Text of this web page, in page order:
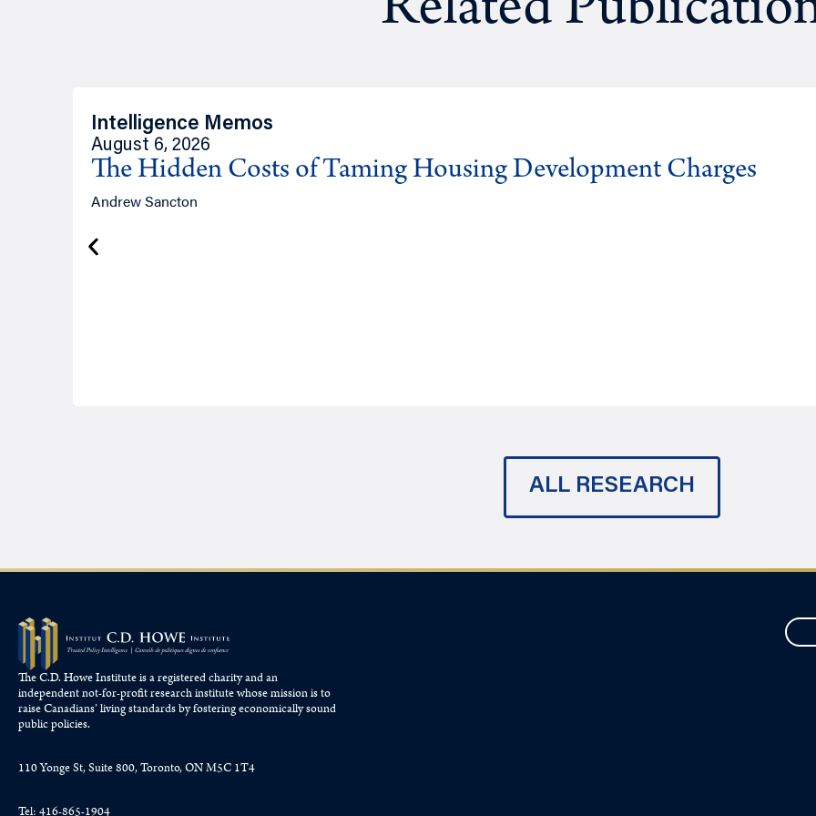
Intelligence Memos
August 6, 2026
The Hidden Costs of Taming Housing Development Charges
Andrew Sancton
ALL RESEARCH
The C.D. Howe Institute is a registered charity and an
independent not-for-profit research institute whose mission is to
raiseCanadians’living standards by fostering economically sound
public policies.
110 Yonge St, Suite 800, Toronto, ON M5C 1T4
Tel: 416-865-1904